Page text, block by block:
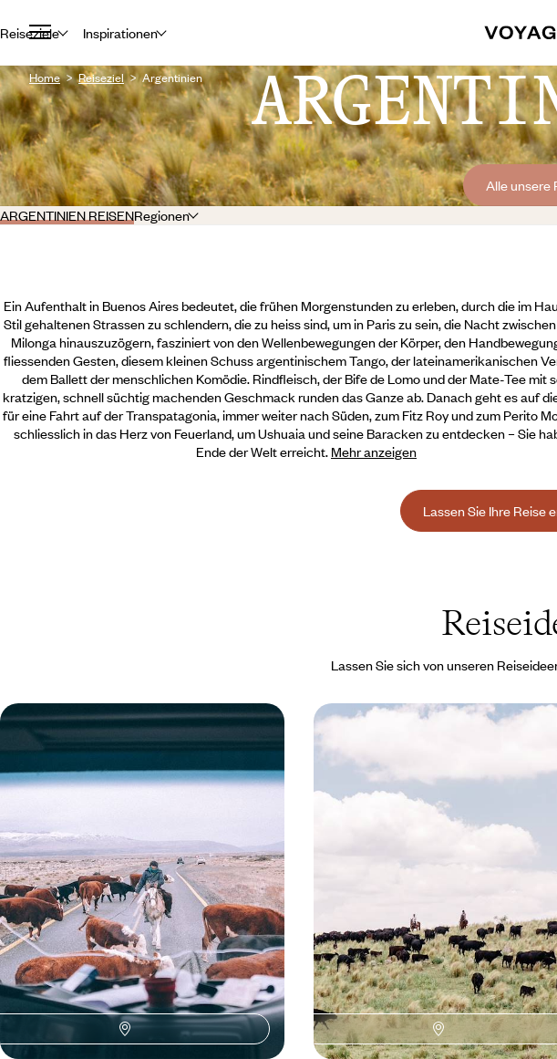
Reiseziele Inspirationen
Home Reiseziel Argentinien
Alle unsere
ARGENTINIEN REISENRegionen
Ein Aufenthalt in Buenos Aires bedeutet, die frühen Morgenstunden zu erleben, durch die im
Stil gehaltenen Strassen zu schlendern, die zu heiss sind, um in Paris zu sein, die Nacht
Milonga hinauszuzögern, fasziniert von den Wellenbewegungen der Körper, den
fliessenden Gesten, diesem kleinen Schuss argentinischem Tango, der lateinamerikanischen
dem Ballett der menschlichen Komödie. Rindfleisch, der Bife de Lomo und der Mate-Tee mit
kratzigen, schnell süchtig machenden Geschmack runden das Ganze ab. Danach geht es auf
für eine Fahrt auf der Transpatagonia,immer weiter nach Süden, zum Fitz Roy und zum Perito
schliesslich in das Herz von Feuerland, um Ushuaia und seine Baracken zu entdecken – Sie
Ende der Welt erreicht. Mehr anzeigen
Lassen Sie Ihre Reise
Lassen Sie sich von unseren
Erste Reise nach Argentinien -
Buenos Aires und Patagonien
Schnäppchenjagd auf dem Markt von San Telmo
12 Tage, von CHF 4400 bis CHF 6000
Von den Anden bis zum Süden
Patagoniens - Grosse Rundreise
durch Argentinien
Die schönsten Kontraste Argentiniens auf
grossen Reise
Alle unsere